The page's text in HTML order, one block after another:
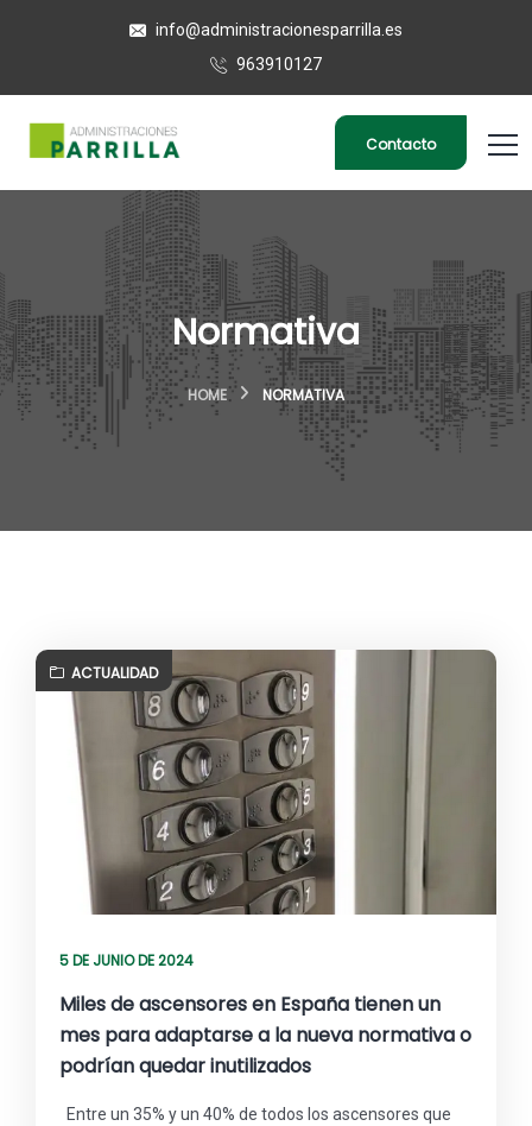
info@administracionesparrilla.es
963910127
Contacto
Normativa
HOME NORMATIVA
ACTUALIDAD
5 DE JUNIO DE 2024
Miles de ascensores en España tienen un
mes para adaptarse a la nueva normativa o
podrían quedar inutilizados
Entre un 35% y un 40% de todos los ascensores que